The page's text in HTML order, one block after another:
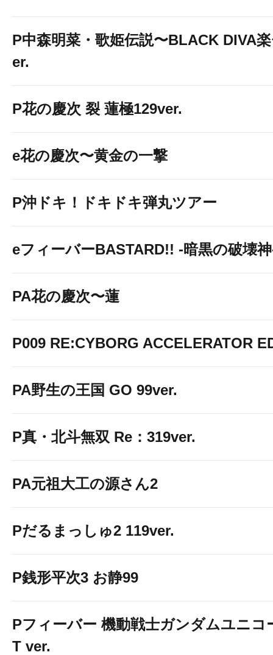
P中森明菜・歌姫伝説〜BLACK DIVA
er.
P花の慶次 裂 蓮極129ver.
e花の慶次〜黄金の一撃
P沖ドキ！ドキドキ弾丸ツアー
eフィーバーBASTARD!! -暗黒の破壊
PA花の慶次〜蓮
P009 RE:CYBORG ACCELERATOR
PA野生の王国 GO 99ver.
P真・北斗無双 Re：319ver.
PA元祖大工の源さん2
Pだるまっしゅ2 119ver.
P銭形平次3 お静99
Pフィーバー 機動戦士ガンダムユニコ
T ver.